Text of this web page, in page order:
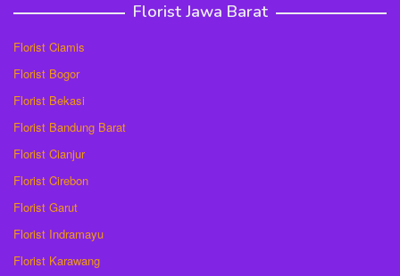
Florist Jawa Barat
Florist Ciamis
Florist Bogor
Florist Bekasi
Florist Bandung Barat
Florist Cianjur
Florist Cirebon
Florist Garut
Florist Indramayu
Florist Karawang